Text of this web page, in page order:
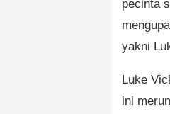
pecinta
yakni
Luke
ini